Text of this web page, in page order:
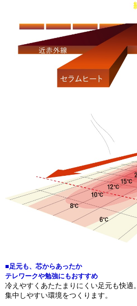
■足元も、芯からあったか
テレワークや勉強にもおすすめ
冷えやすくあたたまりにくい足元も快適。
集中しやすい環境をつくります。